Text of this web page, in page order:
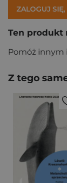
ZALOGUJ
Ten produkt
Pomóż innym
Z tego